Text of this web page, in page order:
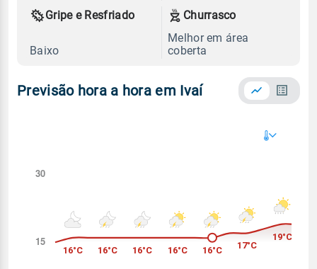
Gripe e Resfriado
Baixo
Churrasco
Melhor em área
coberta
Previsão hora a hora em Ivaí